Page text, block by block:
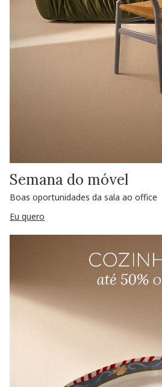
Semana do móvel
Boas oportunidades da sala ao office
Eu quero